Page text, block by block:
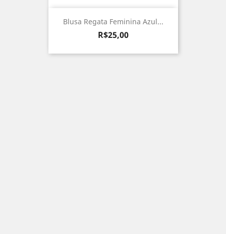
Blusa Regata Feminina Azul...
Preço
R$25,00